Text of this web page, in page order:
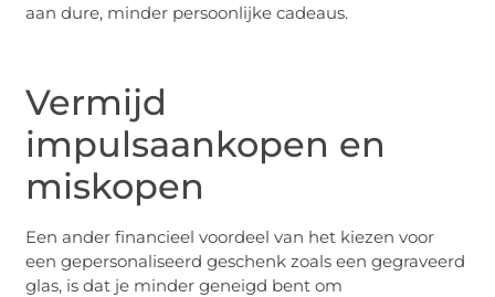
aan dure, minder persoonlijke cadeaus.
Vermijd
impulsaankopen en
miskopen
Een ander financieel voordeel van het kiezen voor
een gepersonaliseerd geschenk zoals een gegraveerd
glas, is dat je minder geneigd bent om